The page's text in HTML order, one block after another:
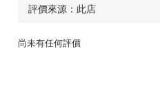
尚未有任何評價